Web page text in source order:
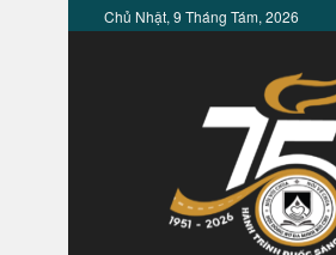
Chủ Nhật, 9 Tháng Tám, 2026